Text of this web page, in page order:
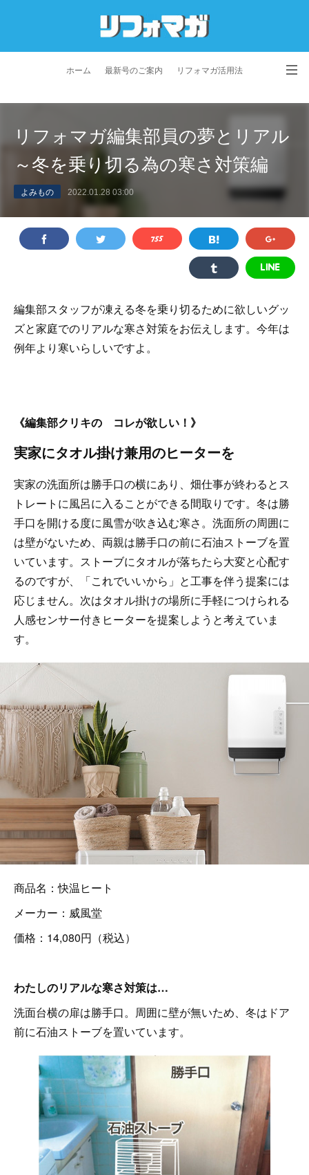
ホーム 最新号のご案内 リフォマガ活用法
プライバシーポリシー 利用規約 会社概要
リフォマガ編集部員の夢とリアル
～冬を乗り切る為の寒さ対策編
よみもの 2022.01.28 03:00
編集部スタッフが凍える冬を乗り切るために欲しいグッ
ズと家庭でのリアルな寒さ対策をお伝えします。今年は
例年より寒いらしいですよ。
《編集部クリキの コレが欲しい！》
実家にタオル掛け兼用のヒーターを
実家の洗面所は勝手口の横にあり、畑仕事が終わるとス
トレートに風呂に入ることができる間取りです。冬は勝
手口を開ける度に風雪が吹き込む寒さ。洗面所の周囲に
は壁がないため、両親は勝手口の前に石油ストーブを置
いています。ストーブにタオルが落ちたら大変と心配す
るのですが、「これでいいから」と工事を伴う提案には
応じません。次はタオル掛けの場所に手軽につけられる
人感センサー付きヒーターを提案しようと考えていま
す。
商品名：快温ヒート
メーカー：威風堂
価格：14,080円（税込）
わたしのリアルな寒さ対策は…
洗面台横の扉は勝手口。周囲に壁が無いため、冬はドア
前に石油ストーブを置いています。